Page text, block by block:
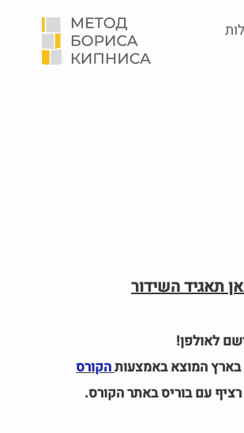
תאגיד השידור
לאולפן!
בארץ המוצא באמצעותהקורס